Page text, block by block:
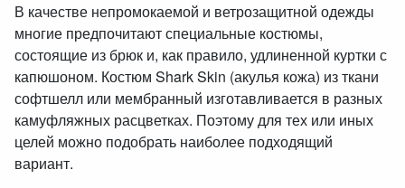
В качестве непромокаемой и ветрозащитной одежды
многие предпочитают специальные костюмы,
состоящие из брюк и, как правило, удлиненной куртки с
капюшоном. Костюм Shark Skin (акулья кожа) из ткани
софтшелл или мембранный изготавливается в разных
камуфляжных расцветках. Поэтому для тех или иных
целей можно подобрать наиболее подходящий
вариант.